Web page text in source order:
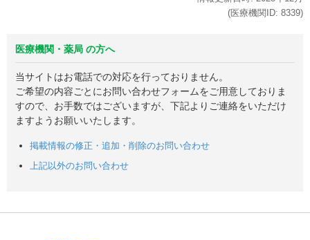
(医療機関ID: 8339)
医療機関・薬局 の方へ
当サイトはお電話での対応を行っておりません。
ご希望の内容ごとにお問い合わせフォームをご用意しておりま
すので、お手数ではございますが、下記よりご連絡をいただけ
ますようお願いいたします。
掲載情報の修正・追加・削除のお問い合わせ
上記以外のお問い合わせ